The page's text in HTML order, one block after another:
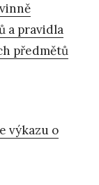
a pravidla
předmětů
výkazu o